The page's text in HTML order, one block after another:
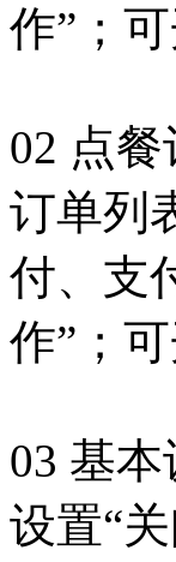
作”；
02 点餐
订单列
付、支
作”；
03 基本
设置“